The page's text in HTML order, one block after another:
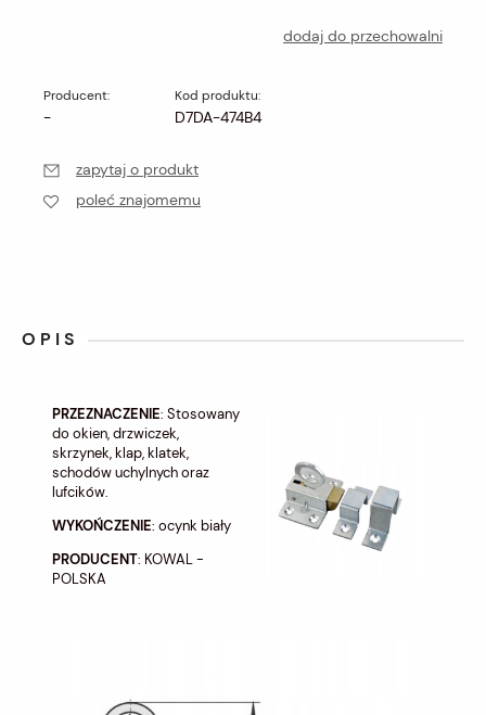
dodaj do przechowalni
Producent:
-
Kod produktu:
D7DA-474B4
zapytaj o produkt
poleć znajomemu
OPIS
PRZEZNACZENIE: Stosowany
do okien, drzwiczek,
skrzynek, klap, klatek,
schodów uchylnych oraz
lufcików.
WYKOŃCZENIE: ocynk biały
PRODUCENT: KOWAL -
POLSKA